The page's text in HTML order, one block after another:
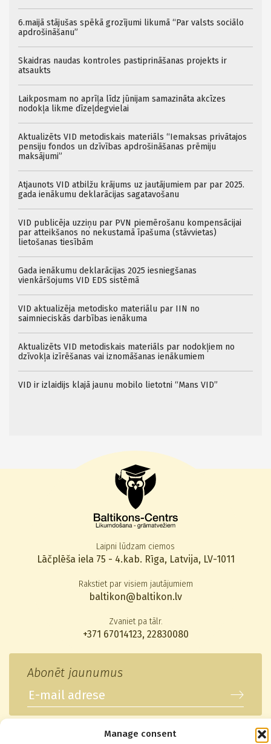
Manage consent
6.maijā stājušas spēkā grozījumi likumā “Par valsts sociālo
apdrošināšanu”
Skaidras naudas kontroles pastiprināšanas projekts ir
atsaukts
Laikposmam no aprīļa līdz jūnijam samazināta akcīzes
nodokļa likme dīzeļdegvielai
Aktualizēts VID metodiskais materiāls “Iemaksas privātajos
pensiju fondos un dzīvības apdrošināšanas prēmiju
maksājumi”
Atjaunots VID atbilžu krājums uz jautājumiem par par 2025.
gada ienākumu deklarācijas sagatavošanu
VID publicēja uzziņu par PVN piemērošanu kompensācijai
par atteikšanos no nekustamā īpašuma (stāvvietas)
lietošanas tiesībām
Gada ienākumu deklarācijas 2025 iesniegšanas
vienkāršojums VID EDS sistēmā
VID aktualizēja metodisko materiālu par IIN no
saimnieciskās darbības ienākuma
Aktualizēts VID metodiskais materiāls par nodokļiem no
dzīvokļa izīrēšanas vai iznomāšanas ienākumiem
VID ir izlaidijs klajā jaunu mobilo lietotni “Mans VID”
Laipni lūdzam ciemos
Lāčplēša iela 75 - 4.kab. Rīga, Latvija, LV-1011
Rakstiet par visiem jautājumiem
baltikon@baltikon.lv
Zvaniet pa tālr.
+371 67014123, 22830080
Abonēt jaunumus